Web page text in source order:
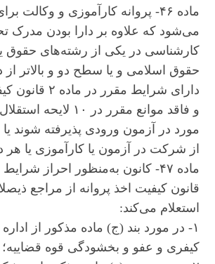
ماده ۴۶- پروانه کارآموزی و وکالت
می‌شود که علاوه بر دارا بودن مدرک
کارشناسی در یکی از رشته‌های حقوق
حقوق اسلامی و یا سطح دو و بالاتر
دارای شرایط مقرر
و فاقد موانع مقرر در
مورد در آزمون ورودی پذیرفته شوند
از شرکت در آزمون یا کارآموزی یا هر
قانون کیفیت اخذ پروانه از مراجع
استعلام می‌کند:
۱- در مورد بند (ج) ماده مذکور از
کیفری و عفو و بخشودگی قوه قضاییه؛